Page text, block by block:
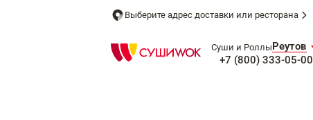
Выберите адрес доставки или ресторана
Суши и РоллыРеутов
+7 (800) 333-05-00